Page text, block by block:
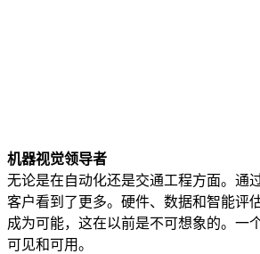
机器视觉领导者
无论是在自动化还是交通工程方面。通
客户看到了更多。硬件、数据和智能评
成为可能，这在以前是不可想象的。一
可见和可用。